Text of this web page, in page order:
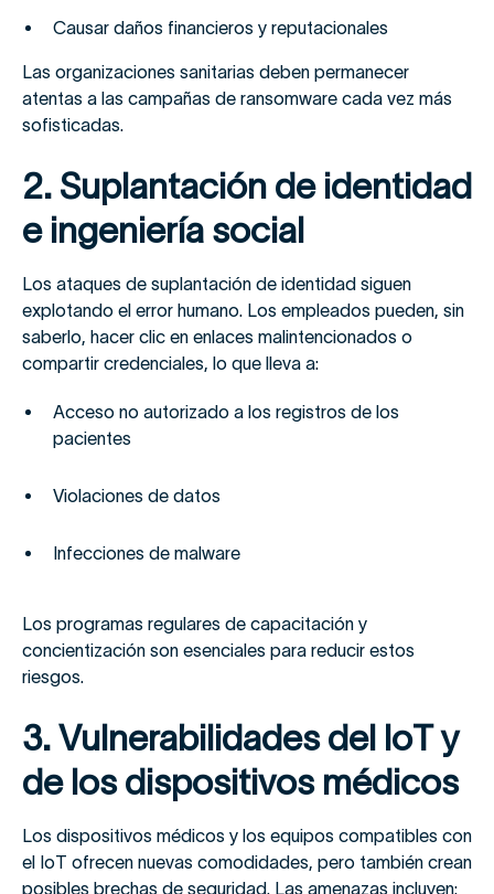
Causar daños financieros y reputacionales
Las organizaciones sanitarias deben permanecer
atentas a las campañas de ransomware cada vez más
sofisticadas.
2. Suplantación de identidad
e ingeniería social
Los ataques de suplantación de identidad siguen
explotando el error humano. Los empleados pueden, sin
saberlo, hacer clic en enlaces malintencionados o
compartir credenciales, lo que lleva a:
Acceso no autorizado a los registros de los
pacientes
Violaciones de datos
Infecciones de malware
Los programas regulares de capacitación y
concientización son esenciales para reducir estos
riesgos.
3. Vulnerabilidades del IoT y
de los dispositivos médicos
Los dispositivos médicos y los equipos compatibles con
el IoT ofrecen nuevas comodidades, pero también crean
posibles brechas de seguridad. Las amenazas incluyen: